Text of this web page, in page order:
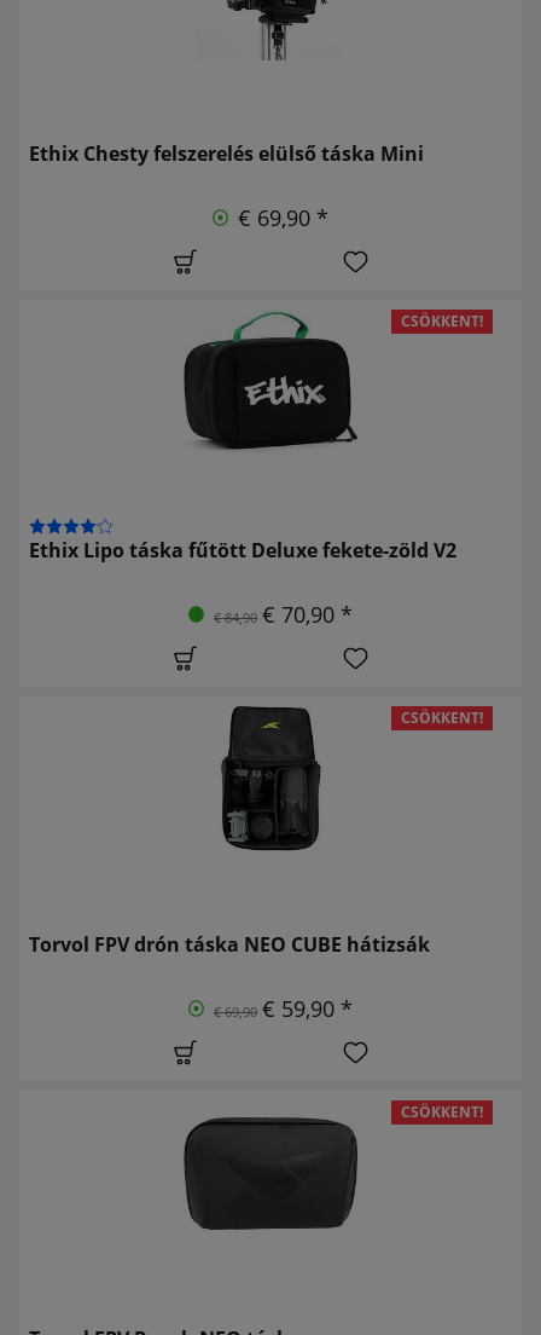
Ethix Chesty felszerelés elülső táska Mini
€ 69,90 *
CSÖKKENT!
Ethix Lipo táska fűtött Deluxe fekete-zöld V2
€ 84,90 € 70,90 *
CSÖKKENT!
Torvol FPV drón táska NEO CUBE hátizsák
€ 69,90 € 59,90 *
CSÖKKENT!